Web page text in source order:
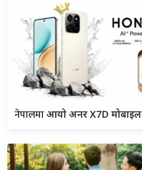
नेपालमाआयो अनर X7D मोबाइल